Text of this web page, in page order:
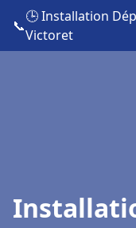
📞
🕒 Installation
Victoret